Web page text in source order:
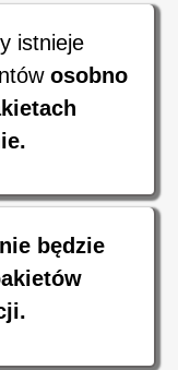
istnieje
osobno
nie będzie